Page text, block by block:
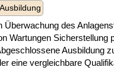
Überwachung des
Wartungen Sicherstellung
Ausbildung
eine vergleichbare